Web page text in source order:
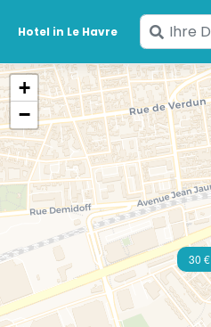
Hotel in Le Havre
Geben
Sie
Ihre
Daten
ein
30 €
+
−